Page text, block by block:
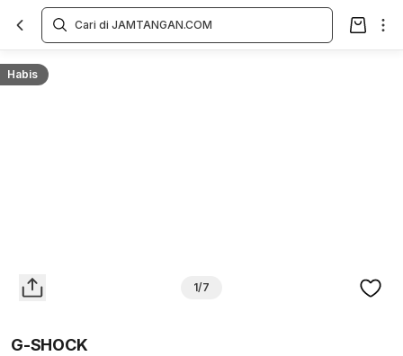
Habis
1/7
G-SHOCK
Overview